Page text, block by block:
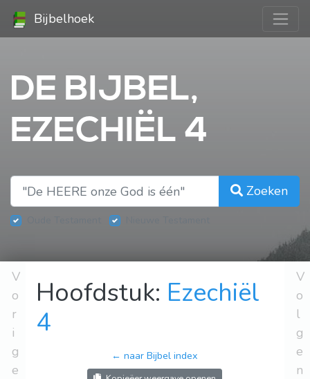
Bijbelhoek
DE BIJBEL,
EZECHIËL 4
Zoeken
V
o
r
i
g
e
Hoofdstuk: Ezechiël
4
← naar Bijbel index
V
o
l
g
e
n